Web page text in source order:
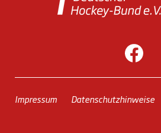
Impressum Datenschutzhinweise